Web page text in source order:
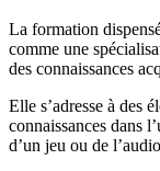
La formation
comme une
des connaissances
Elle s’adresse à des
connaissances dans
d’un jeu ou de